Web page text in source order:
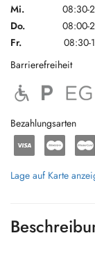
Mi.
08:30-
Do.
08:00-
Fr.
08:30-
Barrierefreiheit
Bezahlungsarten
Lage auf Karte